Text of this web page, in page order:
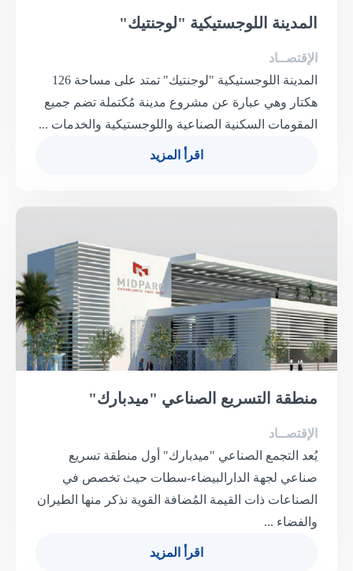
المدينة اللوجستيكية "لوجنتيك"
الإقتصــاد
المدينة اللوجستيكية "لوجنتيك" تمتد على مساحة 126
هكتار وهي عبارة عن مشروع مدينة مُكتملة تضم جميع
المقومات السكنية الصناعية واللوجستيكية والخدمات ...
اقرأ المزيد
منطقة التسريع الصناعي "ميدبارك"
الإقتصــاد
يُعد التجمع الصناعي "ميدبارك" أول منطقة تسريع
صناعي لجهة الدارالبيضاء-سطات حيث تخصص في
الصناعات ذات القيمة المُضافة القوية نذكر منها الطيران
والفضاء ...
اقرأ المزيد